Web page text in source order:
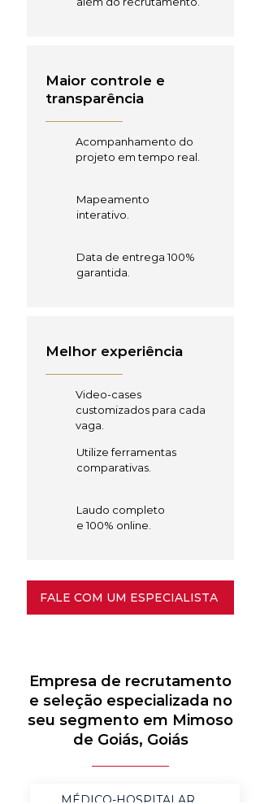
Maior controle e
transparência
Acompanhamento do
projeto em tempo real.
Mapeamento
interativo.
Data de entrega 100%
garantida.
Melhor experiência
Video-cases
customizados para cada
vaga.
Utilize ferramentas
comparativas.
Laudo completo
e 100% online.
FALE COM UM ESPECIALISTA
Empresa de recrutamento
e seleção especializada no
seu segmento em Mimoso
de Goiás, Goiás
MÉDICO-HOSPITALAR